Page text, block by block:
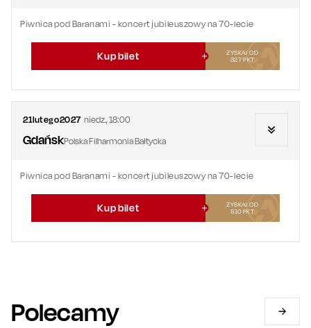
Piwnica pod Baranami - koncert jubileuszowy na 70-lecie
Kup bilet
ZYSKAJ OD
327PKT
21lutego2027 niedz.,18:00
GdańskPolska Filharmonia Bałtycka
Piwnica pod Baranami - koncert jubileuszowy na 70-lecie
Kup bilet
ZYSKAJ OD
510 PKT
Polecamy